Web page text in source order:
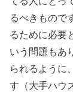
るべきもので
るために必要
いう問題もあ
られるように
す（大手ハウ